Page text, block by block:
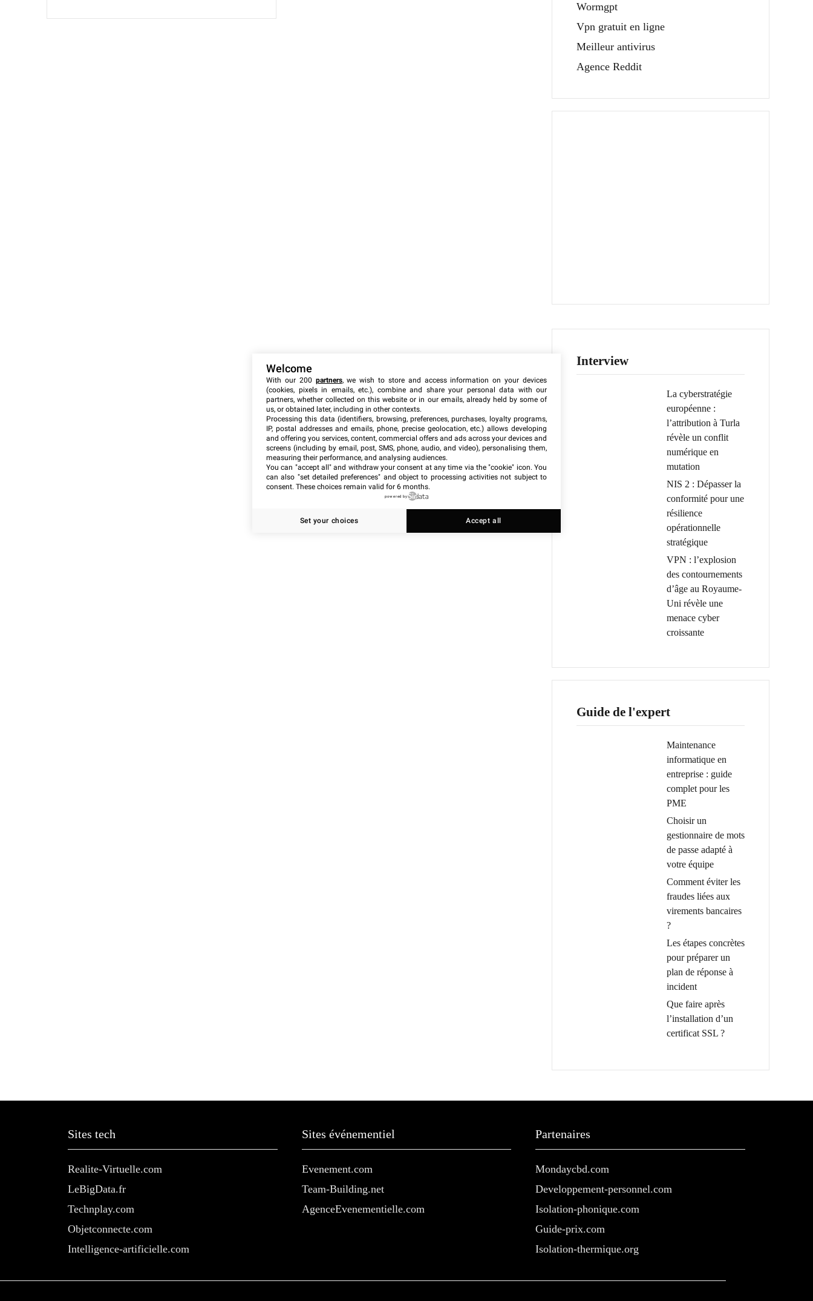
Wormgpt
Vpn gratuit en ligne
Meilleur antivirus
Agence Reddit
Interview
La cyberstratégie
européenne :
l’attribution à Turla
révèle un conflit
numérique en
mutation
NIS 2 : Dépasser la
conformité pour une
résilience
opérationnelle
stratégique
VPN : l’explosion
des contournements
d’âge au Royaume-
Uni révèle une
menace cyber
croissante
Guide de l'expert
Maintenance
informatique en
entreprise : guide
complet pour les
PME
Choisir un
gestionnaire de mots
de passe adapté à
votre équipe
Comment éviter les
fraudes liées aux
virements bancaires
?
Les étapes concrètes
pour préparer un
plan de réponse à
incident
Que faire après
l’installation d’un
certificat SSL ?
Sites tech
Realite-Virtuelle.com
LeBigData.fr
Technplay.com
Objetconnecte.com
Intelligence-artificielle.com
Sites événementiel
Evenement.com
Team-Building.net
AgenceEvenementielle.com
Partenaires
Mondaycbd.com
Developpement-personnel.com
Isolation-phonique.com
Guide-prix.com
Isolation-thermique.org
Welcome
With our 200 partners, we wish to store and access information on your devices
(cookies, pixels in emails, etc.), combine and share your personal data with our
partners, whether collected on this website or in our emails, already held by some of
us, or obtained later, including in other contexts.
Processing this data (identifiers, browsing, preferences, purchases, loyalty programs,
IP, postal addresses and emails, phone, precise geolocation, etc.) allows developing
and offering you services, content, commercial offers and ads across your devices and
screens (including by email, post, SMS, phone, audio, and video), personalising them,
measuring their performance, and analysing audiences.
You can "accept all" and withdraw your consent at any time via the "cookie" icon. You
can also "set detailed preferences" and object to processing activities not subject to
consent. These choices remain valid for 6 months.
powered by
Set your choices Accept all